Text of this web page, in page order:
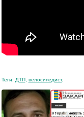
Теги: ДТП, велосипедист,